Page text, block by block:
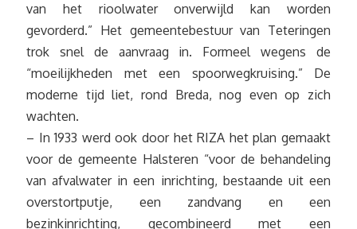
van het rioolwater onverwijld kan worden
gevorderd.” Het gemeentebestuur van Teteringen
trok snel de aanvraag in. Formeel wegens de
“moeilijkheden met een spoorwegkruising.” De
moderne tijd liet, rond Breda, nog even op zich
wachten.
– In 1933 werd ook door het RIZA het plan gemaakt
voor de gemeente Halsteren “voor de behandeling
van afvalwater in een inrichting, bestaande uit een
overstortputje, een zandvang en een
bezinkinrichting, gecombineerd met een